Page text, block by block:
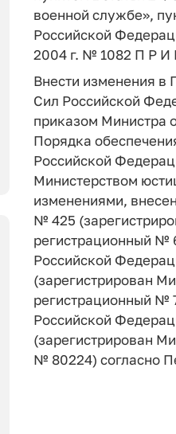
военной службе»,
Российской
2004 г. № 1082 П Р
Внести изменения
Сил Российской
приказом Министра
Порядка
Российской
Министерством
изменениями,
№ 425
регистрационный №
Российской
(зарегистрирован
регистрационный №
Российской
(зарегистрирован
№ 80224) согласно